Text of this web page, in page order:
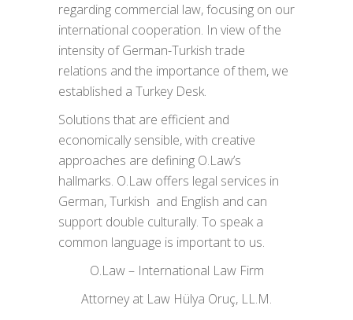
regarding commercial law, focusing on our
international cooperation. In view of the
intensity of German-Turkish trade
relations and the importance of them, we
established a Turkey Desk.
Solutions that are efficient and
economically sensible, with creative
approaches are defining O.Law’s
hallmarks. O.Law offers legal services in
German, Turkish and English and can
support double culturally. To speak a
common language is important to us.
O.Law – International Law Firm
Attorney at Law Hülya Oruç, LL.M.